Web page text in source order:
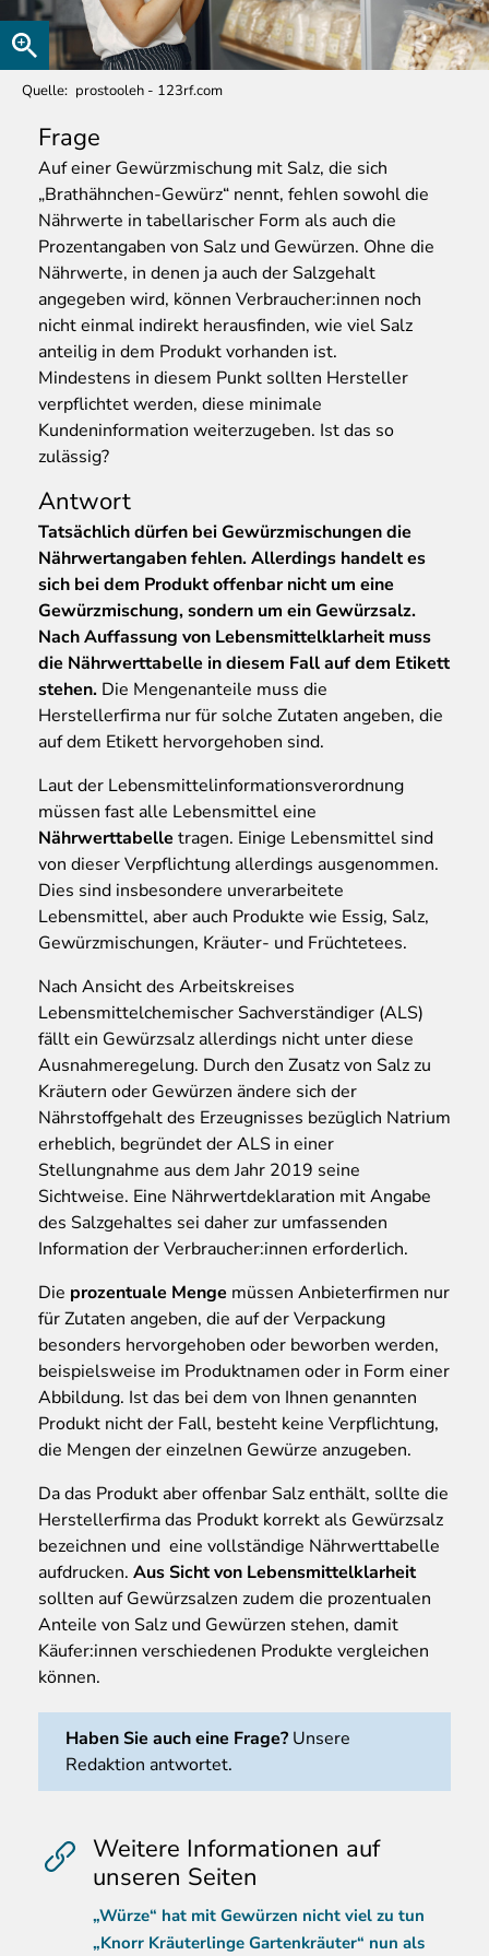
Quelle prostooleh - 123rf.com
Frage
Aufeiner Gewürzmischung mit Salz, die sich
„Brathähnchen-Gewürz“ nennt, fehlen sowohl die
Nährwerte in tabellarischer Form als auch die
Prozentangaben von Salz und Gewürzen. Ohne die
Nährwerte, in denen ja auch der Salzgehalt
angegeben wird, können Verbraucher:innen noch
nicht einmal indirekt herausfinden, wie viel Salz
anteilig in dem Produkt vorhanden ist.
Mindestens in diesem Punkt sollten Hersteller
verpflichtet werden, diese minimale
Kundeninformation weiterzugeben. Ist das so
zulässig?
Antwort
Tatsächlich dürfen bei Gewürzmischungen die
Nährwertangaben fehlen. Allerdings handelt es
sich bei dem Produkt offenbar nicht um eine
Gewürzmischung, sondern um ein Gewürzsalz.
Nach Auffassung von Lebensmittelklarheit muss
die Nährwerttabelle in diesem Fall auf dem Etikett
stehen. Die Mengenanteile muss die
Herstellerfirma nur für solche Zutaten angeben, die
auf dem Etikett hervorgehoben sind.
Laut der Lebensmittelinformationsverordnung
müssen fast alle Lebensmittel eine
Nährwerttabelle tragen. Einige Lebensmittel sind
von dieser Verpflichtung allerdings ausgenommen.
Dies sind insbesondere unverarbeitete
Lebensmittel, aber auch Produkte wie Essig, Salz,
Gewürzmischungen, Kräuter- und Früchtetees.
Nach Ansicht des Arbeitskreises
Lebensmittelchemischer Sachverständiger (ALS)
fällt ein Gewürzsalz allerdings nicht unter diese
Ausnahmeregelung. Durch den Zusatz von Salz zu
Kräutern oder Gewürzen ändere sich der
Nährstoffgehalt des Erzeugnisses bezüglich Natrium
erheblich, begründet der ALS in einer
Stellungnahme aus dem Jahr 2019 seine
Sichtweise. Eine Nährwertdeklaration mit Angabe
des Salzgehaltes sei daher zur umfassenden
Information der Verbraucher:innen erforderlich.
Die prozentuale Menge müssen Anbieterfirmen nur
für Zutaten angeben, die auf der Verpackung
besonders hervorgehoben oder beworben werden,
beispielsweise im Produktnamen oder in Form einer
Abbildung. Ist das bei dem von Ihnen genannten
Produkt nicht der Fall, besteht keine Verpflichtung,
die Mengen der einzelnen Gewürze anzugeben.
Da das Produkt aber offenbar Salz enthält, sollte die
Herstellerfirma das Produkt korrekt als Gewürzsalz
bezeichnen und eine vollständige Nährwerttabelle
aufdrucken. Aus Sicht von Lebensmittelklarheit
sollten auf Gewürzsalzen zudem die prozentualen
Anteile von Salz und Gewürzen stehen, damit
Käufer:innen verschiedenen Produkte vergleichen
können.
Haben Sie auch eine Frage? Unsere
Redaktion antwortet.
Weitere Informationen auf
unseren Seiten
„Würze“ hat mit Gewürzen nicht viel zu tun
„Knorr Kräuterlinge Gartenkräuter“ nun als